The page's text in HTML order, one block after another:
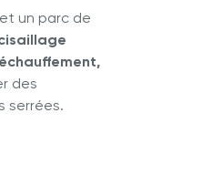
un parc de
des
serrées.